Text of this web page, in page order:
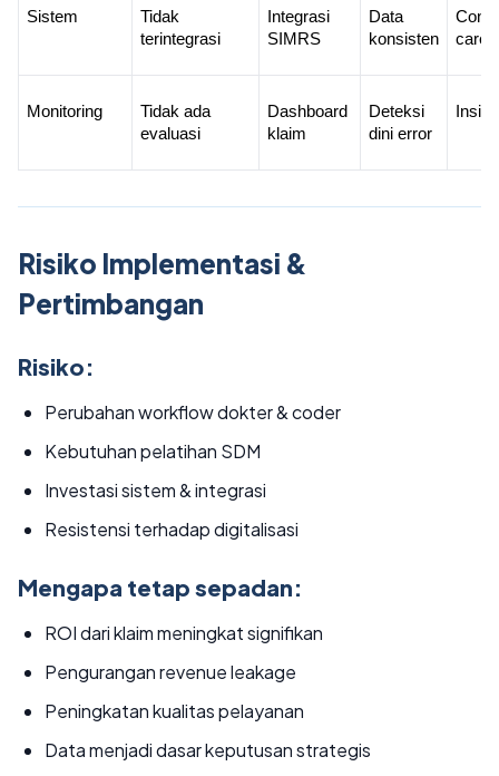
Sistem
Tidak
terintegrasi
Integrasi
SIMRS
Data
konsisten
care
Monitoring
Tidak ada
evaluasi
Dashboard
klaim
Deteksi
dini error
Risiko Implementasi &
Pertimbangan
Risiko:
Perubahan workflow dokter & coder
Kebutuhan pelatihan SDM
Investasi sistem & integrasi
Resistensi terhadap digitalisasi
Mengapa tetap sepadan:
ROI dari klaim meningkat signifikan
Pengurangan revenue leakage
Peningkatan kualitas pelayanan
Data menjadi dasar keputusan strategis